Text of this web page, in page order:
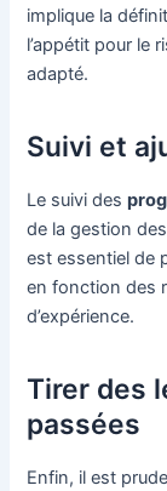
implique la
l’appétit pour le
adapté.
Suivi et
Le suivi des
de la gestion
est essentiel de
en fonction des
d’expérience.
Tirer des
passées
Enfin, il est